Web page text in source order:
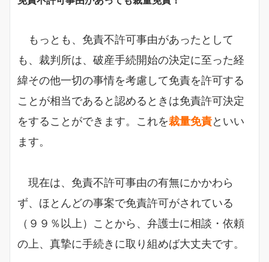
もっとも、免責不許可事由があったとして
も、裁判所は、破産手続開始の決定に至った経
緯その他一切の事情を考慮して免責を許可する
ことが相当であると認めるときは免責許可決定
をすることができます。これを裁量免責といい
ます。
現在は、免責不許可事由の有無にかかわら
ず、ほとんどの事案で免責許可がされている
（９９％以上）ことから、弁護士に相談・依頼
の上、真摯に手続きに取り組めば大丈夫です。